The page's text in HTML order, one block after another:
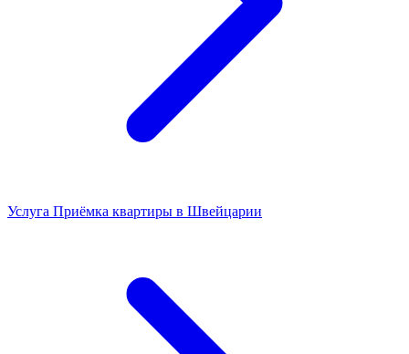
Услуга Приёмка квартиры в Швейцарии